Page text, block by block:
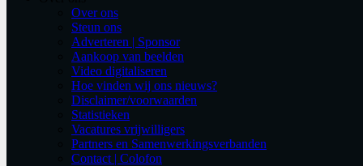
Over ons
Steun ons
Adverteren | Sponsor
Aankoop van beelden
Video digitaliseren
Hoe vinden wij ons nieuws?
Disclaimer/voorwaarden
Statistieken
Vacatures vrijwilligers
Partners en Samenwerkingsverbanden​
Contact | Colofon